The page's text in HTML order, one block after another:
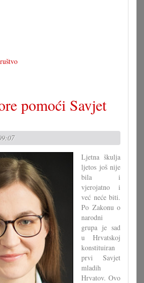
pomoći Savjet
Ljetna škulja
ljetos još nije
bila i
vjerojatno i
već neće biti.
Po Zakonu o
narodni
grupa je sad
u Hrvatskoj
konstituiran
prvi Savjet
mladih
Hrvatov. Ovo